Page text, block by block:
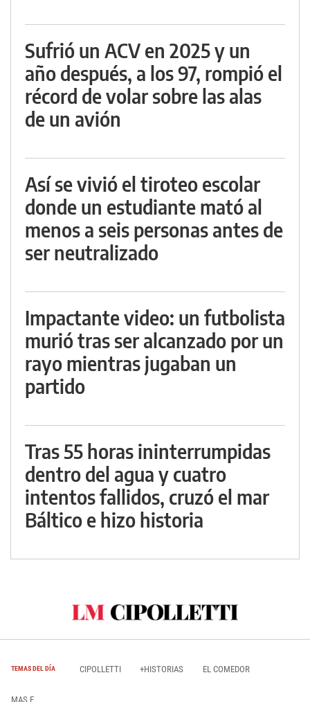
Sufrió un ACV en 2025 y un
año después, a los 97, rompió el
récord de volar sobre las alas
de un avión
Así se vivió el tiroteo escolar
donde un estudiante mató al
menos a seis personas antes de
ser neutralizado
Impactante video: un futbolista
murió tras ser alcanzado por un
rayo mientras jugaban un
partido
Tras 55 horas ininterrumpidas
dentro del agua y cuatro
intentos fallidos, cruzó el mar
Báltico e hizo historia
TEMAS DEL DÍA CIPOLLETTI +HISTORIAS EL COMEDOR
MAS E